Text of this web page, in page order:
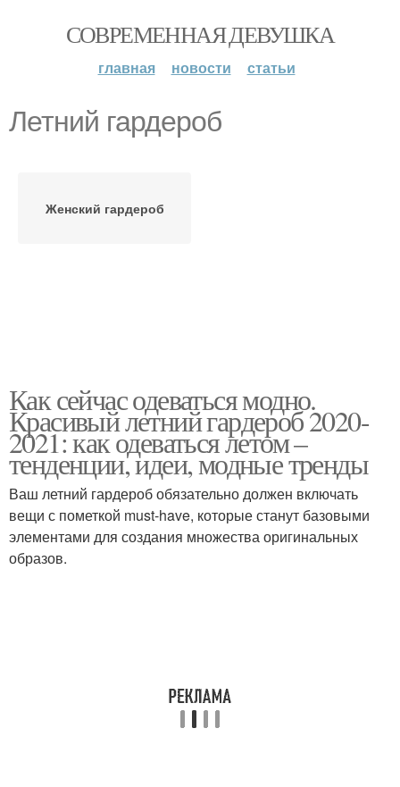
СОВРЕМЕННАЯ ДЕВУШКА
главная новости статьи
Летний гардероб
Женский гардероб
Как сейчас одеваться модно.
Красивый летний гардероб 2020-
2021: как одеваться летом –
тенденции, идеи, модные тренды
Ваш летний гардероб обязательно должен включать
вещи с пометкой must-have, которые станут базовыми
элементами для создания множества оригинальных
образов.